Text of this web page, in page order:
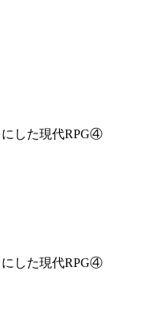
にした現代RPG④
にした現代RPG④